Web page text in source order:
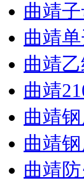
曲靖
曲靖
曲靖
曲靖
曲靖
曲靖
曲靖